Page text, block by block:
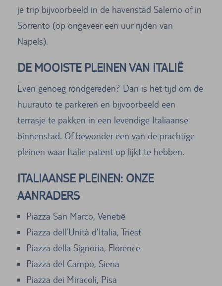
je trip bijvoorbeeld in de havenstad Salerno of in
Sorrento (op ongeveer een uur rijden van
Napels).
DE MOOISTE PLEINEN VAN ITALIË
Even genoeg rondgereden? Dan is het tijd om de
huurauto te parkeren en bijvoorbeeld een
terrasje te pakken in een levendige Italiaanse
binnenstad. Of bewonder een van de prachtige
pleinen waar Italië patent op lijkt te hebben.
ITALIAANSE PLEINEN: ONZE
AANRADERS
Piazza San Marco, Venetië
Piazza dell’Unità d’Italia, Triëst
Piazza della Signoria, Florence
Piazza del Campo, Siena
Piazza dei Miracoli, Pisa